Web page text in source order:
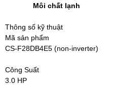
Môi chất lạnh
Thông số kỹ thuật
Mã sản phẩm
CS-F28DB4E5 (non-inverter)
Công Suất
3.0 HP